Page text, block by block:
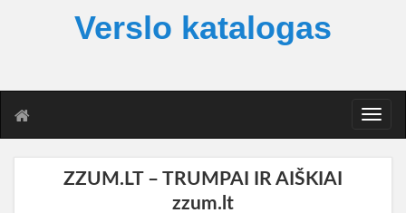
Verslo katalogas
T
o
ZZUM.LT – TRUMPAI IR AIŠKIAI
zzum.lt